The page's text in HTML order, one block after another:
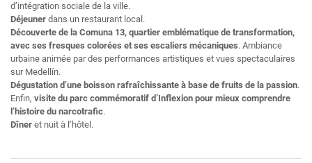
d’intégration sociale de la ville.
Déjeuner dans un restaurant local.
Découverte de la Comuna 13, quartier emblématique de transformation,
avec ses fresques colorées et ses escaliers mécaniques. Ambiance
urbaine animée par des performances artistiques et vues spectaculaires
sur Medellín.
Dégustation d’une boisson rafraîchissante à base de fruits de la passion.
Enfin, visite du parc commémoratif d’Inflexion pour mieux comprendre
l’histoire du narcotrafic.
Dîner et nuit à l’hôtel.